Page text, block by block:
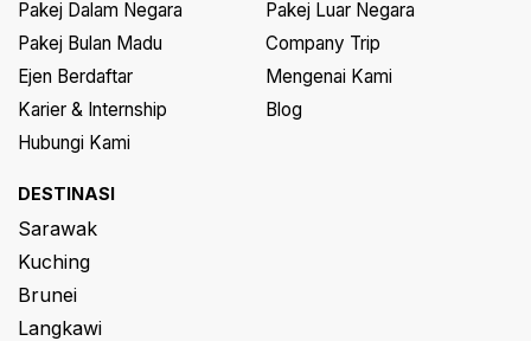
Pakej Dalam Negara
Pakej Luar Negara
Pakej Bulan Madu
Company Trip
Ejen Berdaftar
Mengenai Kami
Karier & Internship
Blog
Hubungi Kami
DESTINASI
Sarawak
Kuching
Brunei
Langkawi